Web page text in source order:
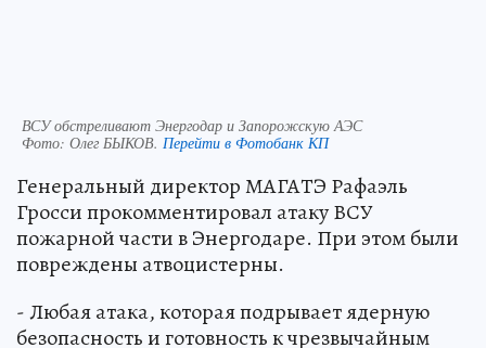
ВСУ обстреливают Энергодар и Запорожскую АЭС
Фото: Олег БЫКОВ. Перейти в Фотобанк КП
Генеральный директор МАГАТЭ Рафаэль
Гросси прокомментировал атаку ВСУ
пожарной части в Энергодаре. При этом были
повреждены атвоцистерны.
- Любая атака, которая подрывает ядерную
безопасность и готовность к чрезвычайным